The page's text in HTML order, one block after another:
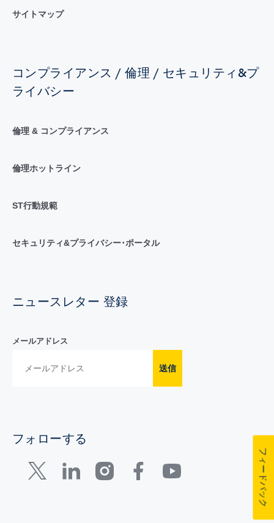
サイトマップ
コンプライアンス / 倫理 / セキュリティ&プ
ライバシー
倫理 & コンプライアンス
倫理ホットライン
ST行動規範
セキュリティ&プライバシー･ポータル
ニュースレター 登録
メールアドレス
送信
フォローする
フィードバック